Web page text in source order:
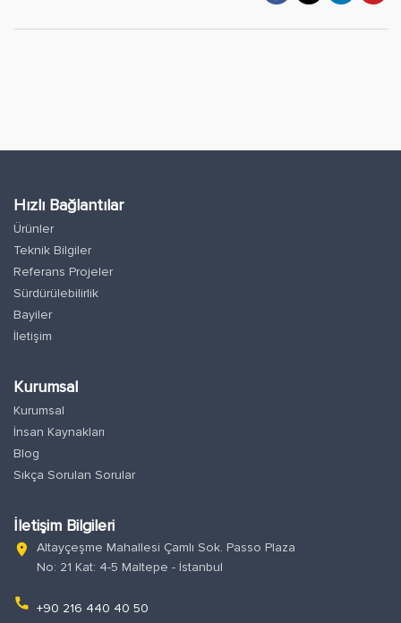
Hızlı Bağlantılar
Ürünler
Teknik Bilgiler
Referans Projeler
Sürdürülebilirlik
Bayiler
İletişim
Kurumsal
Kurumsal
İnsan Kaynakları
Blog
Sıkça Sorulan Sorular
İletişim Bilgileri
location_on
Altayçeşme Mahallesi Çamlı Sok. Passo Plaza
No: 21 Kat: 4-5 Maltepe - İstanbul
phone +90 216 440 40 50